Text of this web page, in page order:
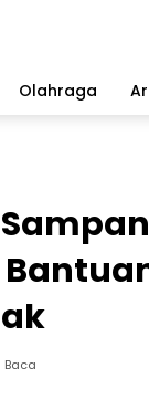
Olahraga
Baca